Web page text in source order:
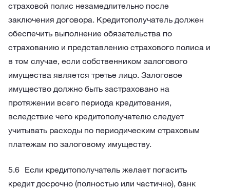
страховой полис незамедлительно после
заключения договора. Кредитополучатель должен
обеспечить выполнение обязательства по
страхованию и представлению страхового полиса и
в том случае, если собственником залогового
имущества является третье лицо. Залоговое
имущество должно быть застраховано на
протяжении всего периода кредитования,
вследствие чего кредитополучателю следует
учитывать расходы по периодическим страховым
платежам по залоговому имуществу.
Если кредитополучатель желает погасить
кредит досрочно (полностью или частично), банк